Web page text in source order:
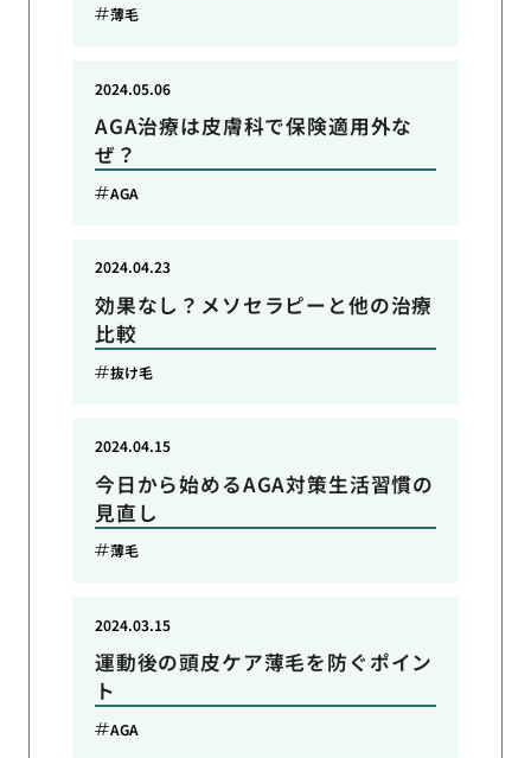
薄毛
AGA治療は皮膚科で保険適用外な
ぜ？
2024.05.06
AGA
効果なし？メソセラピーと他の治療
比較
2024.04.23
抜け毛
今日から始めるAGA対策生活習慣の
見直し
2024.04.15
薄毛
運動後の頭皮ケア薄毛を防ぐポイン
ト
2024.03.15
AGA